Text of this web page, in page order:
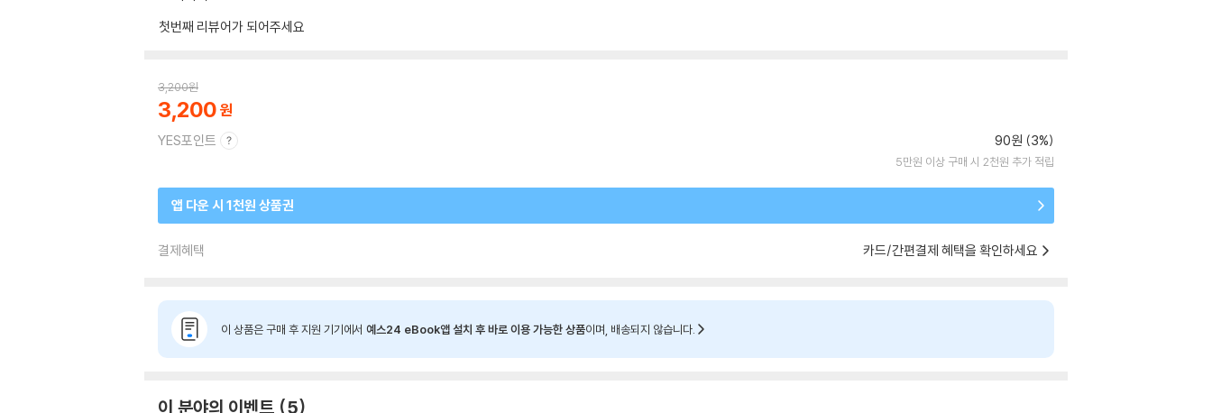
첫번째 리뷰어가 되어주세요
3,200원
3,200
YES포인트 90원 (3%)
5만원 이상 구매 시 2천원 추가 적립
앱 다운 시 1천원 상품권
결제혜택 카드/간편결제 혜택을 확인하세요
이 상품은 구매 후 지원 기기에서 예스24 eBook앱 설치 후 바로 이용 가능한 상품이며, 배송되지 않습니다.
이 분야의 이벤트 5